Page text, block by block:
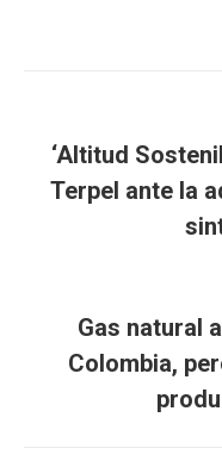
entre
‘Altitud
Terpel ante la
Gas natural
Colombia,